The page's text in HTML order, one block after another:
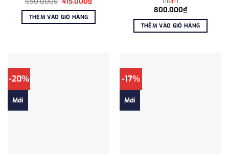
là:
650.000₫.
hiện
tại
415.000₫.
THÊM VÀO GIỎ HÀNG
800.000₫
THÊM VÀO GIỎ HÀNG
-20%
Mới
-17%
Mới